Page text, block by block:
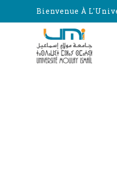
Bienvenue À